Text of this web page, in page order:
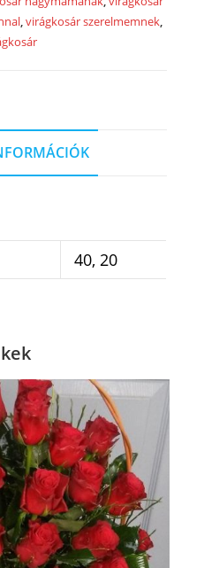
,virágkosár szerelmemnek,
40, 20